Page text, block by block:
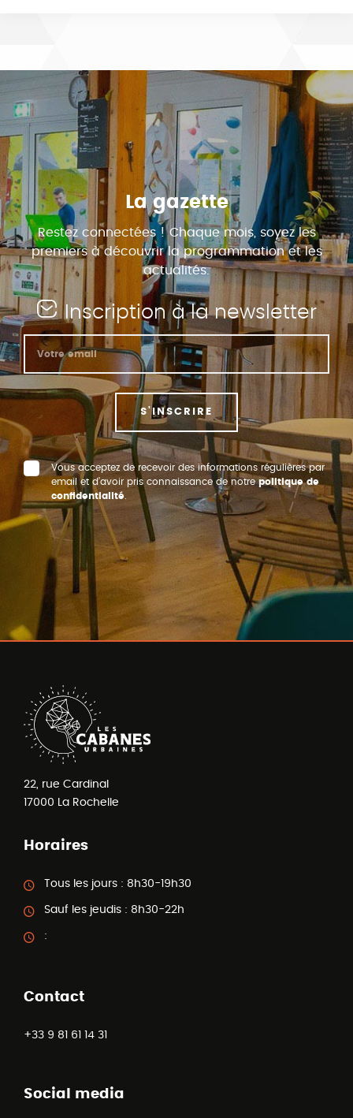
La gazette
Restez connectées ! Chaque mois, soyez les
premiers à découvrir la programmation et les
actualités.
Inscription à la newsletter
S'INSCRIRE
Vous acceptez de recevoir des informations régulières par
email et d’avoir pris connaissance de notrepolitique de
confidentialité
22, rue Cardinal
17000 La Rochelle
Horaires
Tous les jours : 8h30-19h30
Sauf les jeudis : 8h30-22h
:
Contact
+33 9 81 61 14 31
Social media